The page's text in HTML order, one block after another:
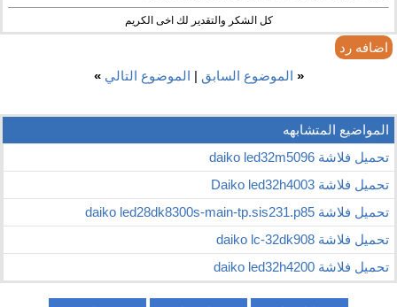
كل الشكر والتقدير لك اخى الكريم
اضافه رد
« الموضوع السابق | الموضوع التالي »
المواضيع المتشابهه
تحميل فلاشة daiko led32m5096
تحميل فلاشة Daiko led32h4003
تحميل فلاشة daiko led28dk8300s-main-tp.sis231.p85
تحميل فلاشة daiko lc-32dk908
تحميل فلاشة daiko led32h4200